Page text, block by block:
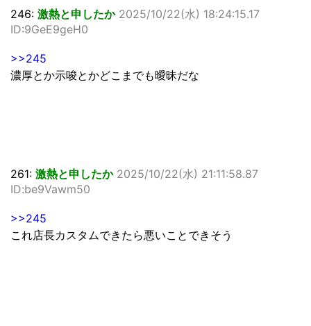
246: 激熱と申したか 2025/10/22(水) 18:24:15.17
ID:9GeE9geH0
>>245
濃厚とか示唆とかどこまでも曖昧だな
261: 激熱と申したか 2025/10/22(水) 21:11:58.87
ID:be9Vawm50
>>245
これ店長カスタムできたら悪いことできそう